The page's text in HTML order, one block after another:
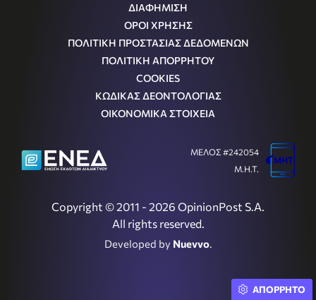
ΔΙΑΦΗΜΙΣΗ
ΟΡΟΙ ΧΡΗΣΗΣ
ΠΟΛΙΤΙΚΗ ΠΡΟΣΤΑΣΙΑΣ ΔΕΔΟΜΕΝΩΝ
ΠΟΛΙΤΙΚΗ ΑΠΟΡΡΗΤΟΥ
COOKIES
ΚΩΔΙΚΑΣ ΔΕΟΝΤΟΛΟΓΙΑΣ
ΟΙΚΟΝΟΜΙΚΑ ΣΤΟΙΧΕΙΑ
Copyright © 2011 - 2026 OpinionPost S.A.
All rights reserved.
Developed by Nuevvo.
ΜΕΛΟΣ #242054
Μ.Η.Τ.
ΑΠΟΡΡΗΤΟ